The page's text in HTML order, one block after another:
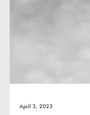
April 3, 2023